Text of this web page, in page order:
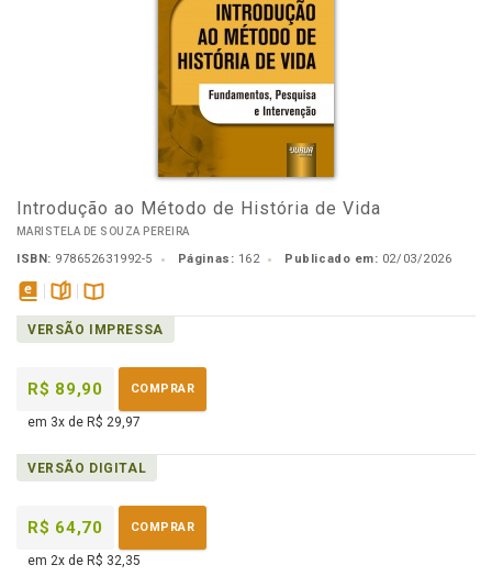
Introdução ao Método de História de Vida
MARISTELA DE SOUZA PEREIRA
ISBN: 978652631992-5 Páginas: 162 Publicado em: 02/03/2026
disponível
em
páginasDisponível
na
VERSÃO IMPRESSA
R$ 89,90 COMPRAR
em 3x de R$ 29,97
VERSÃO DIGITAL
R$ 64,70 COMPRAR
em 2x de R$ 32,35